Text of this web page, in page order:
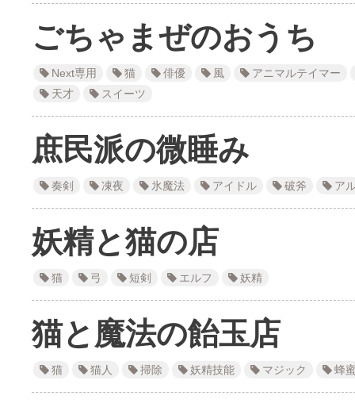
ごちゃまぜのおうち
Next専用 猫 俳優 風
アニマルテイマー
天才
スイーツ
庶民派の微睡み
奏剣 凍夜 氷魔法 アイドル 破斧 ア
妖精と猫の店
猫 弓 短剣 エルフ 妖精
猫と魔法の飴玉店
猫 猫人 掃除 妖精技能 マジック 蜂